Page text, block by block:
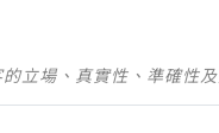
立場、真實性、準確性